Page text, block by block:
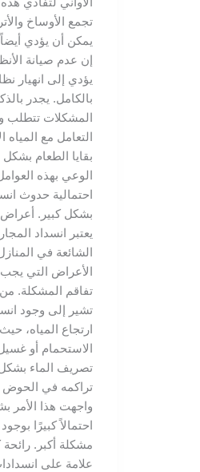
الأواني لتفادي
تجمع الأوساخ
يمكن أن يؤدي
إن عدم صيانة
يؤدي إلى انهيار
بالكامل. يجدر
المشكلات تتطلب
التعامل مع
بقايا الطعام
الوعي بهذه
احتمالية حدوث
بشكل كبير. أعراض
يعتبر انسداد
الشائعة في
الأعراض التي يجب
تفاقم المشكلة. من
تشير إلى وجود
ارتجاع المياه،
الاستحمام أو
تصريف الماء
تراكمه في الحوض
واجهت هذا الأمر
احتمالاً كبيرًا
مشكلة أكبر.
علامة على